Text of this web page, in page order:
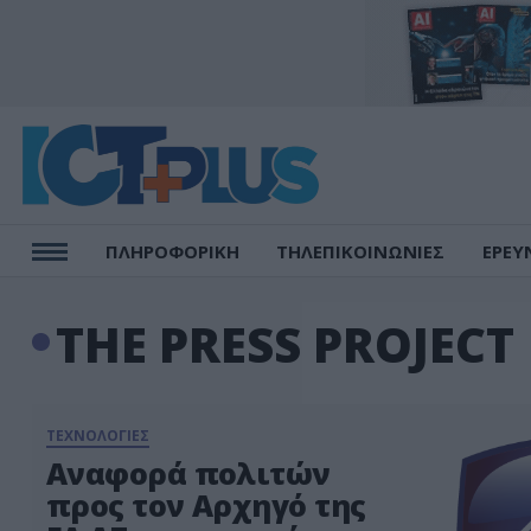
ΠΛΗΡΟΦΟΡΙΚΗ ΤΗΛΕΠΙΚΟΙΝΩΝΙΕΣ
ΤHE PRESS PROJECT
ΤΕΧΝΟΛΟΓΙΕΣ
Αναφορά πολιτών
προς τον Αρχηγό της